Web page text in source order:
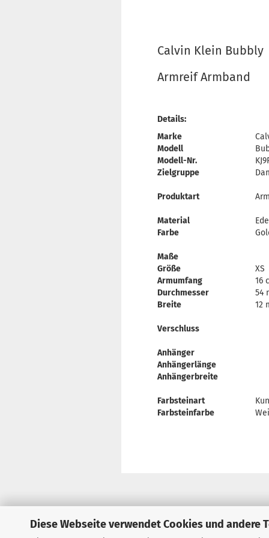
Diese Webseite verwendet Cookies und andere
Calvin Klein Bubbly
Armreif Armband
Details:
Marke
Modell
Modell-Nr.
Zielgruppe
Produktart
Material
Farbe
Maße
Größe
XS
Armumfang
16
Durchmesser
54
Breite
12
Verschluss
Anhänger
Anhängerlänge
Anhängerbreite
Farbsteinart
Farbsteinfarbe
Impressum Kontakt Versand- &